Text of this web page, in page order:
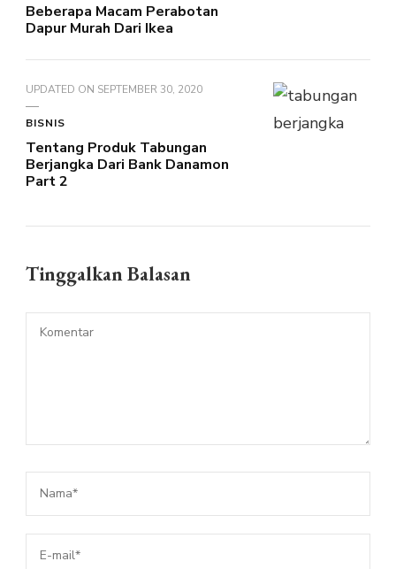
Beberapa Macam Perabotan
Dapur Murah Dari Ikea
UPDATED ON SEPTEMBER 30, 2020
BISNIS
Tentang Produk Tabungan
Berjangka Dari Bank Danamon
Part 2
Tinggalkan Balasan